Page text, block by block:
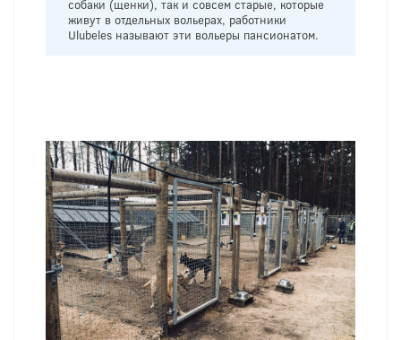
собаки (щенки), так и совсем старые, которые
живут в отдельных вольерах, работники
Ulubeles называют эти вольеры пансионатом.